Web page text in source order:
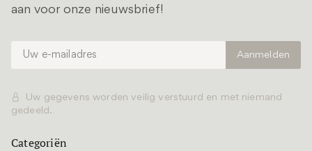
aan voor onze nieuwsbrief!
Uw gegevens worden veilig verstuurd en met niemand
gedeeld.
Categoriën